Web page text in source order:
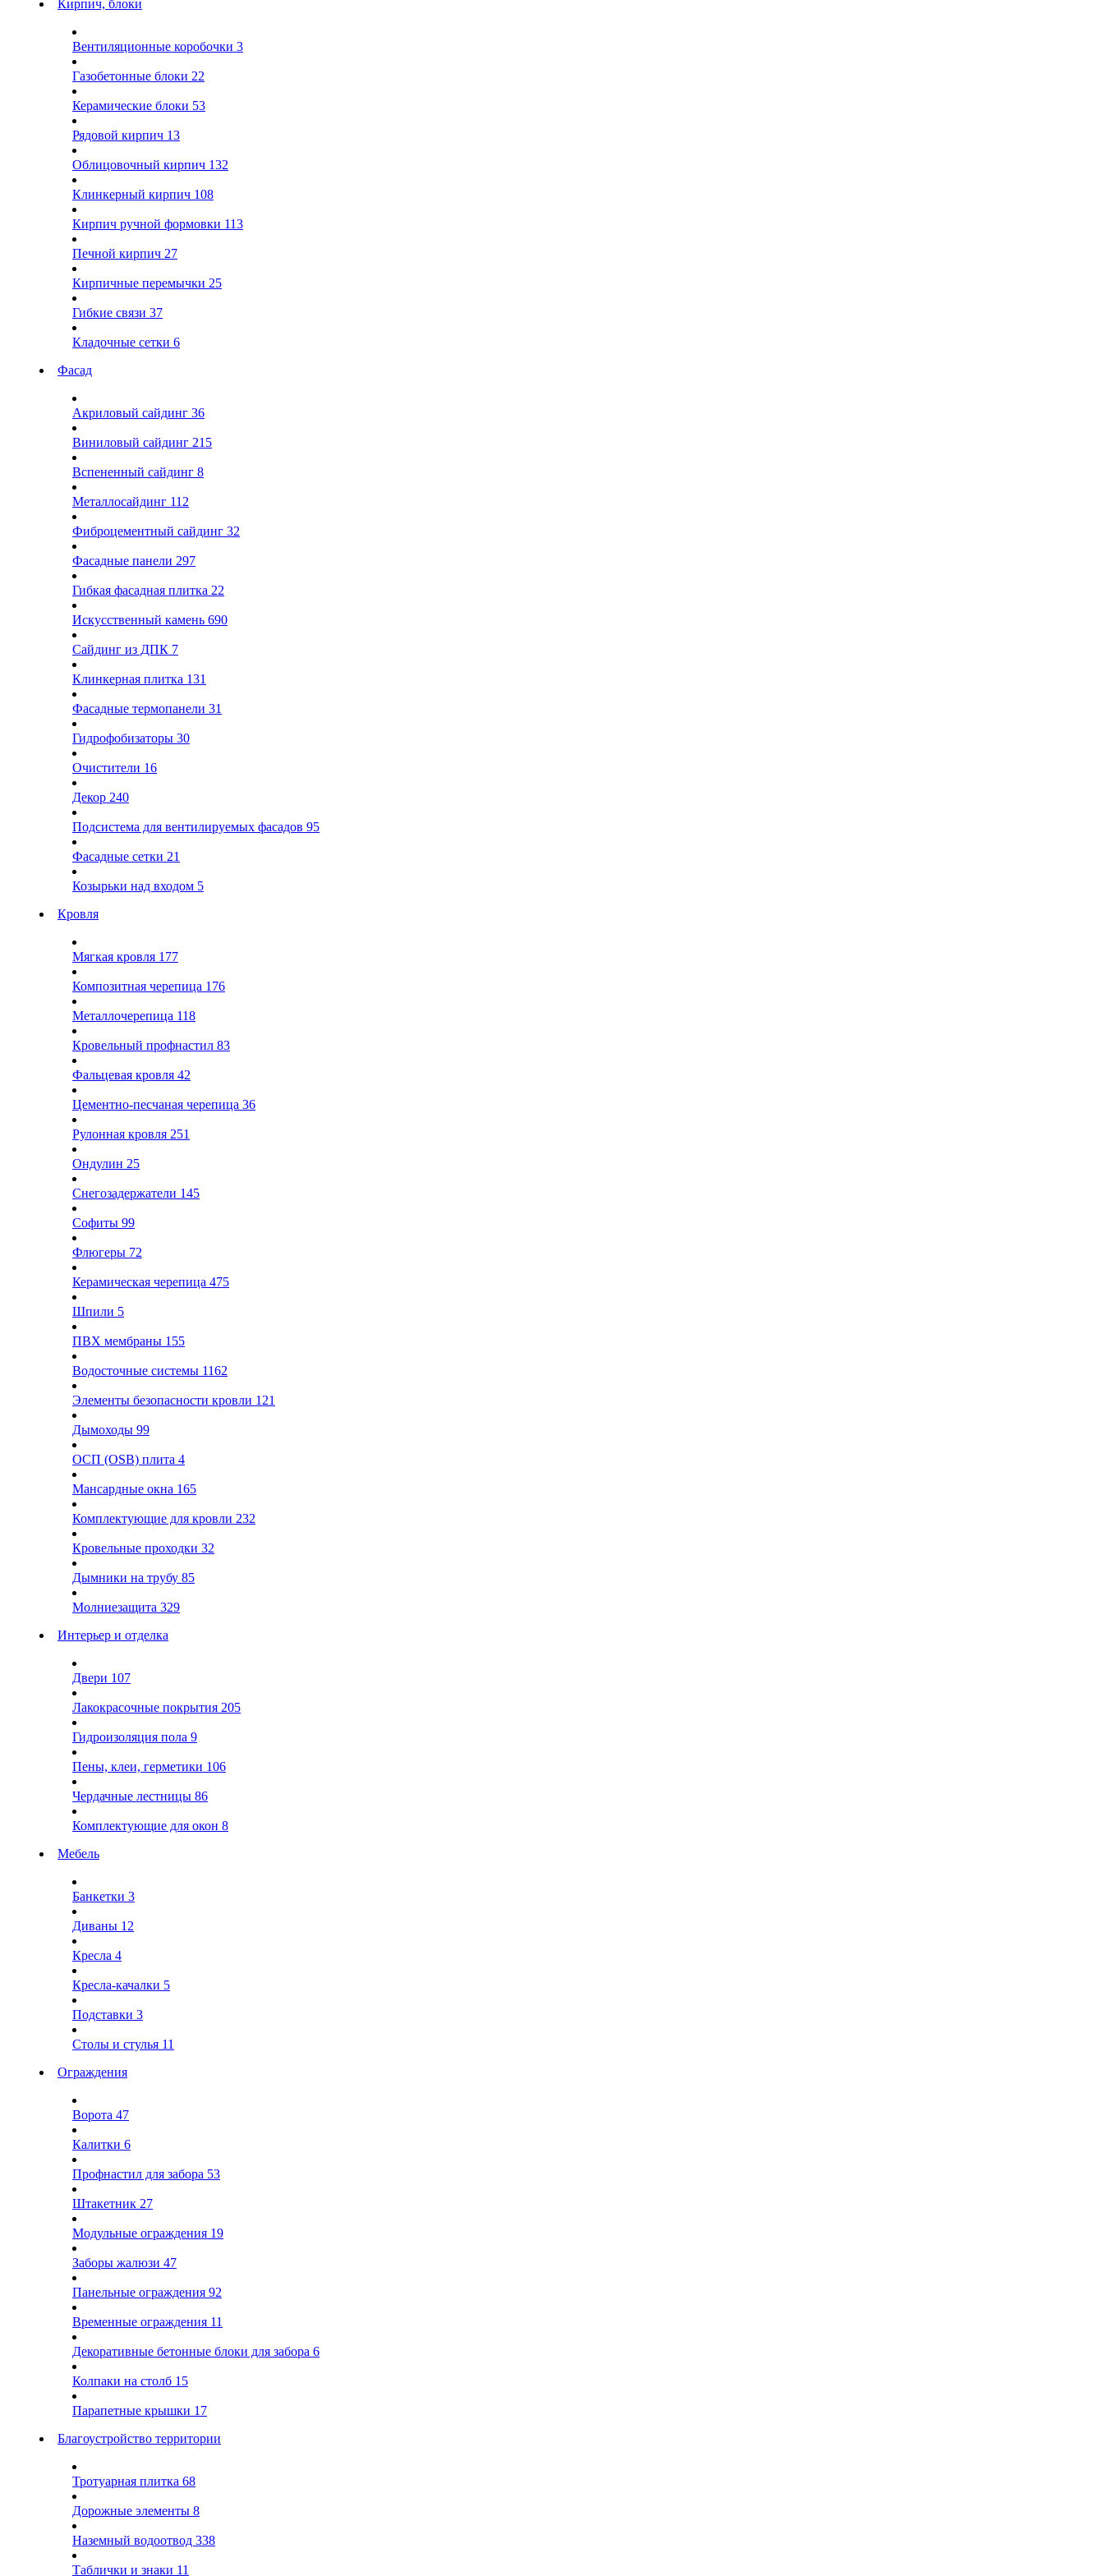
Кирпич, блоки
Вентиляционные коробочки 3
Газобетонные блоки 22
Керамические блоки 53
Рядовой кирпич 13
Облицовочный кирпич 132
Клинкерный кирпич 108
Кирпич ручной формовки 113
Печной кирпич 27
Кирпичные перемычки 25
Гибкие связи 37
Кладочные сетки 6
Фасад
Акриловый сайдинг 36
Виниловый сайдинг 215
Вспененный сайдинг 8
Металлосайдинг 112
Фиброцементный сайдинг 32
Фасадные панели 297
Гибкая фасадная плитка 22
Искусственный камень 690
Сайдинг из ДПК 7
Клинкерная плитка 131
Фасадные термопанели 31
Гидрофобизаторы 30
Очистители 16
Декор 240
Подсистема для вентилируемых фасадов 95
Фасадные сетки 21
Козырьки над входом 5
Кровля
Мягкая кровля 177
Композитная черепица 176
Металлочерепица 118
Кровельный профнастил 83
Фальцевая кровля 42
Цементно-песчаная черепица 36
Рулонная кровля 251
Ондулин 25
Снегозадержатели 145
Софиты 99
Флюгеры 72
Керамическая черепица 475
Шпили 5
ПВХ мембраны 155
Водосточные системы 1162
Элементы безопасности кровли 121
Дымоходы 99
ОСП (OSB) плита 4
Мансардные окна 165
Комплектующие для кровли 232
Кровельные проходки 32
Дымники на трубу 85
Молниезащита 329
Интерьер и отделка
Двери 107
Лакокрасочные покрытия 205
Гидроизоляция пола 9
Пены, клеи, герметики 106
Чердачные лестницы 86
Комплектующие для окон 8
Мебель
Банкетки 3
Диваны 12
Кресла 4
Кресла-качалки 5
Подставки 3
Столы и стулья 11
Ограждения
Ворота 47
Калитки 6
Профнастил для забора 53
Штакетник 27
Модульные ограждения 19
Заборы жалюзи 47
Панельные ограждения 92
Временные ограждения 11
Декоративные бетонные блоки для забора 6
Колпаки на столб 15
Парапетные крышки 17
Благоустройство территории
Тротуарная плитка 68
Дорожные элементы 8
Наземный водоотвод 338
Таблички и знаки 11